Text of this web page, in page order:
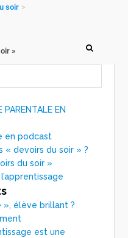
soir >
»
PARENTALE EN
en podcast
« devoirs du soir » ?
du soir »
», élève brillant ?
est une